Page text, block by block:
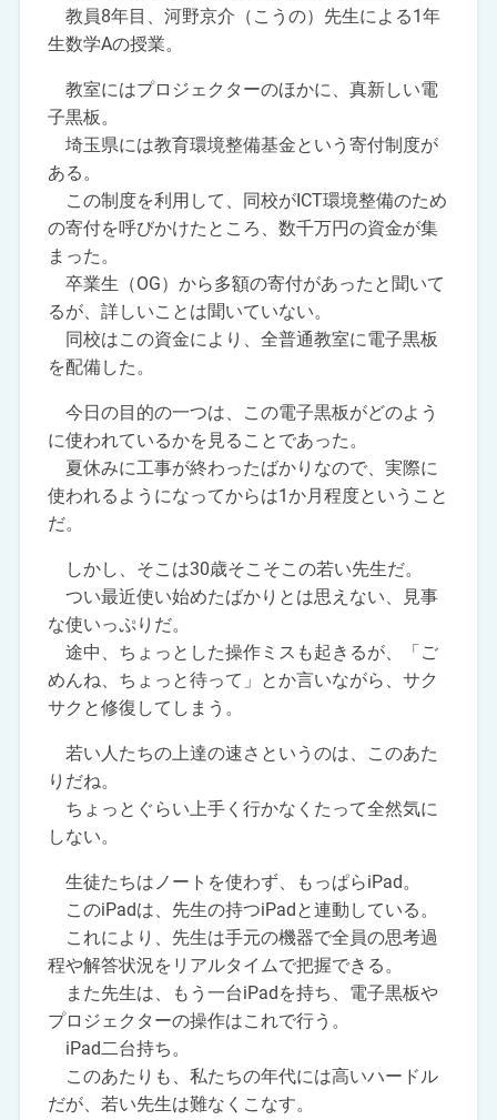
教員8年目、河野京介（こうの）先生による1年
生数学Aの授業。
教室にはプロジェクターのほかに、真新しい電
子黒板。
埼玉県には教育環境整備基金という寄付制度が
ある。
この制度を利用して、同校がICT環境整備のため
の寄付を呼びかけたところ、数千万円の資金が集
まった。
卒業生（OG）から多額の寄付があったと聞いて
るが、詳しいことは聞いていない。
同校はこの資金により、全普通教室に電子黒板
を配備した。
今日の目的の一つは、この電子黒板がどのよう
に使われているかを見ることであった。
夏休みに工事が終わったばかりなので、実際に
使われるようになってからは1か月程度ということ
だ。
しかし、そこは30歳そこそこの若い先生だ。
つい最近使い始めたばかりとは思えない、見事
な使いっぷりだ。
途中、ちょっとした操作ミスも起きるが、「ご
めんね、ちょっと待って」とか言いながら、サク
サクと修復してしまう。
若い人たちの上達の速さというのは、このあた
りだね。
ちょっとぐらい上手く行かなくたって全然気に
しない。
生徒たちはノートを使わず、もっぱらiPad。
このiPadは、先生の持つiPadと連動している。
これにより、先生は手元の機器で全員の思考過
程や解答状況をリアルタイムで把握できる。
また先生は、もう一台iPadを持ち、電子黒板や
プロジェクターの操作はこれで行う。
iPad二台持ち。
このあたりも、私たちの年代には高いハードル
だが、若い先生は難なくこなす。